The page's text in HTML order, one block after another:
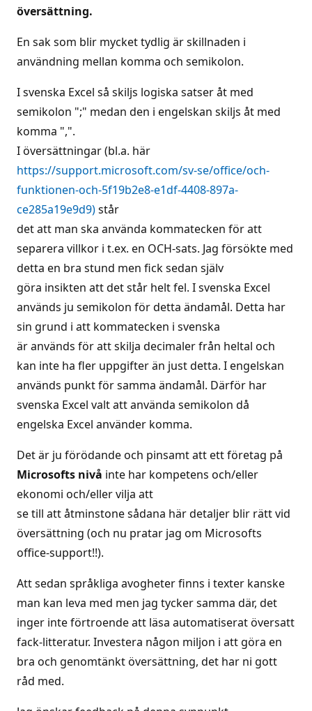
översättning.
En sak som blir mycket tydlig är skillnaden i
användning mellan komma och semikolon.
I svenska Excel så skiljs logiska satser åt med
semikolon ";" medan den i engelskan skiljs åt med
komma ",".
I översättningar (bl.a. här
https://support.microsoft.com/sv-se/office/och-
funktionen-och-5f19b2e8-e1df-4408-897a-
ce285a19e9d9)står
det att man ska använda kommatecken för att
separera villkor i t.ex. en OCH-sats. Jag försökte med
detta en bra stund men fick sedan själv
göra insikten att det står helt fel. I svenska Excel
används ju semikolon för detta ändamål. Detta har
sin grund i att kommatecken i svenska
är används för att skilja decimaler från heltal och
kan inte ha fler uppgifter än just detta. I engelskan
används punkt för samma ändamål. Därför har
svenska Excel valt att använda semikolon då
engelska Excel använder komma.
Det är ju förödande och pinsamt att ett företag på
Microsofts nivå inte har kompetens och/eller
ekonomi och/eller vilja att
se till att åtminstone sådana här detaljer blir rätt vid
översättning (och nu pratar jag om Microsofts
office-support!!).
Att sedan språkliga avogheter finns i texter kanske
man kan leva med men jag tycker samma där, det
inger inte förtroende att läsa automatiserat översatt
fack-litteratur. Investera någon miljon i att göra en
bra och genomtänkt översättning, det har ni gott
råd med.